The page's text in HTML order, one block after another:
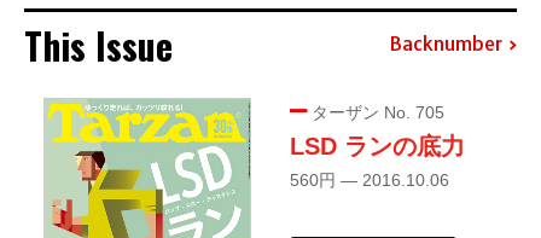
This Issue Backnumber
ターザン No. 705
LSD ランの底力
560円 — 2016.10.06